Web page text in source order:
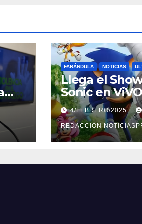
FARÁNDULA NOTICIAS
Llega el
Sonic en
Cayey, Ponce,
Barceloneta y
Humacao,
gratis para el
4/FEBRERO/2025
REDACCION